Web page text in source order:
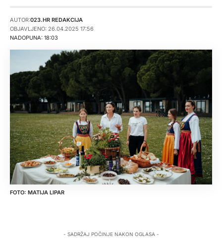
NADOPUNA: 18:03
AUTOR:023.HR REDAKCIJA
OBJAVLJENO: 26.04.2025 17:56
MATIJA LIPAR
- SADRŽAJ POČINJE NAKON OGLASA -